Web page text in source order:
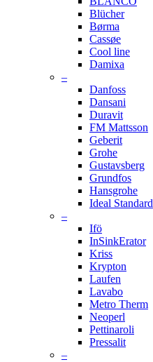
Blücher
Børma
Cassøe
Cool line
Damixa
–
Danfoss
Dansani
Duravit
FM Mattsson
Geberit
Grohe
Gustavsberg
Grundfos
Hansgrohe
Ideal Standard
–
Ifö
InSinkErator
Kriss
Krypton
Laufen
Lavabo
Metro Therm
Neoperl
Pettinaroli
Pressalit
–